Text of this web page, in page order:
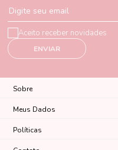
Digite seu email
ENVIAR
Aceito receber novidades
Sobre
Meus Dados
Políticas